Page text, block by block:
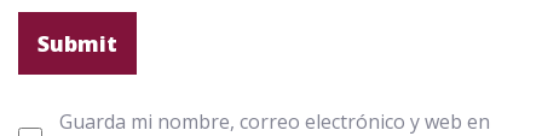
Guarda mi nombre, correo electrónico y web en